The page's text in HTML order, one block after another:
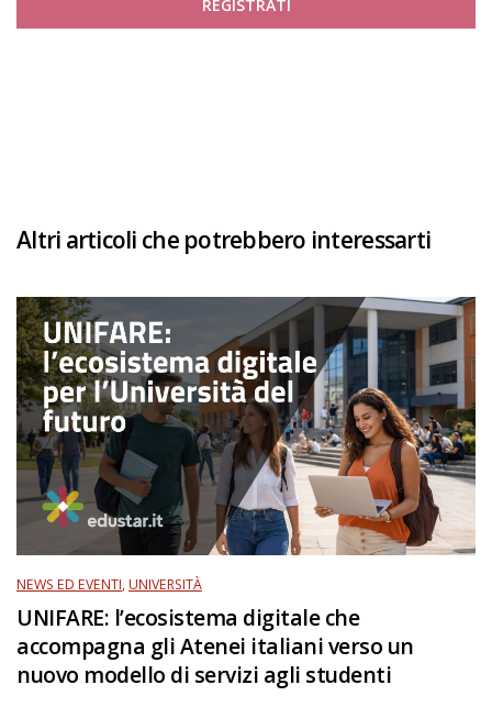
REGISTRATI
Altri articoli che potrebbero interessarti
NEWS ED EVENTI,UNIVERSITÀ
UNIFARE: l’ecosistema digitale che
accompagna gli Atenei italiani verso un
nuovo modello di servizi agli studenti